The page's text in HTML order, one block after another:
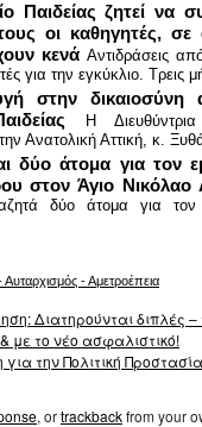
Παιδείας ζητεί να
οι καθηγητές, σε
κενά Αντιδράσεις
για την εγκύκλιο. Τρεις
στην δικαιοσύνη
Η
Ανατολική Αττική, κ.
δύο άτομα για τον
στον Άγιο Νικόλαο
δύο άτομα για
Αυταρχισμός - Αμετροέπεια
Διατηρούνται διπλές –
με το νέο ασφαλιστικό!
για την Πολιτική
, ortrackbackfrom your